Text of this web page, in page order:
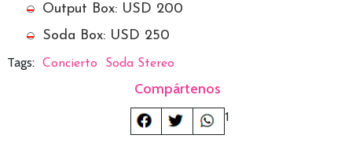
Output Box: USD 200
Soda Box: USD 250
Tags:
Concierto Soda Stereo
Compártenos
1